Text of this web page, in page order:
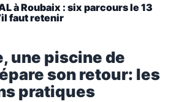
à Roubaix : six parcours le 13
faut retenir
une piscine de
son retour: les
pratiques